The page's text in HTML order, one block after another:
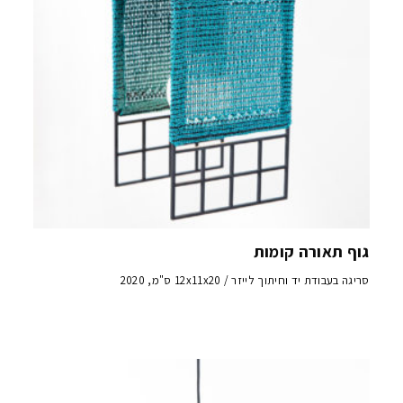
גוף תאורה קומות
סריגה בעבודת יד וחיתוך לייזר / 12x11x20 ס"מ, 2020